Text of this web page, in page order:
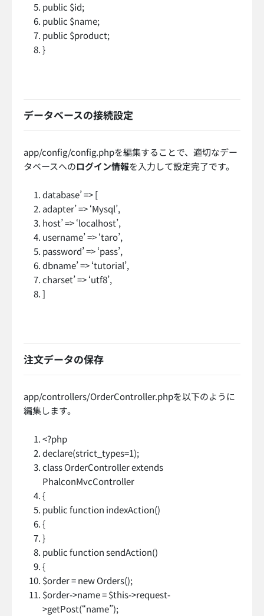
public $id;
public $name;
public $product;
}
データベースの接続設定
app/config/config.phpを編集することで、適切なデー
タベースへのログイン情報を入力して設定完了です。
database’ => [
adapter’ => ‘Mysql’,
host’ => ‘localhost’,
username’ => ‘taro’,
password’ => ‘pass’,
dbname’ => ‘tutorial’,
charset’ => ‘utf8’,
]
注文データの保存
app/controllers/OrderController.phpを以下のように
編集します。
<?php
declare(strict_types=1);
class OrderController extends
PhalconMvcController
{
public function indexAction()
{
}
public function sendAction()
{
$order = new Orders();
$order->name = $this->request-
>getPost(“name”);